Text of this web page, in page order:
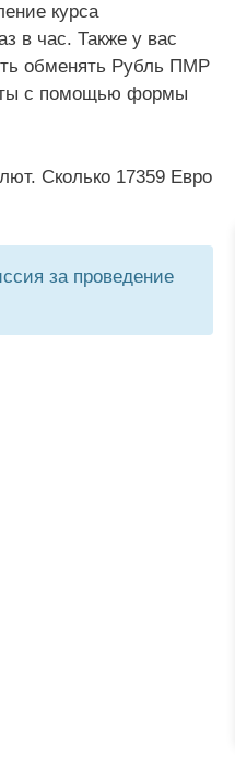
курса
в час. Также у вас
обменять Рубль ПМР
с помощью формы
Сколько 17359 Евро
за проведение